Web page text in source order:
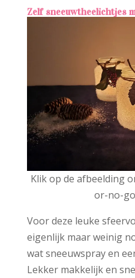
Zelf sneeuwtheelichtjes
Klik op de afbeelding
or-no-
Voor deze leuke
eigenlijk maar weinig
wat sneeuwspray en
Lekker makkelijk en